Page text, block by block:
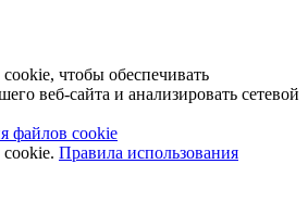
чтобы обеспечивать
веб-сайта и анализировать сетевой
файлов cookie
Правила использования